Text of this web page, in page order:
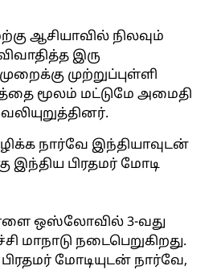
ஆசியாவில் நிலவும்
இரு
முற்றுப்புள்ளி
மூலம் மட்டுமே அமைதி
நார்வே இந்தியாவுடன்
இந்திய பிரதமர் மோடி
ஒஸ்லோவில் 3-வது
மாநாடு நடைபெறுகிறது.
மோடியுடன் நார்வே,